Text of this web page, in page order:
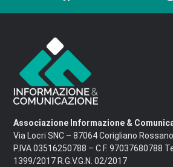
Associazione Informazione &
Via Locri SNC – 87064 Corigliano
P.IVA 03516250788 – C.F. 97037680788
1399/2017 R.G.V.G.N. 02/2017